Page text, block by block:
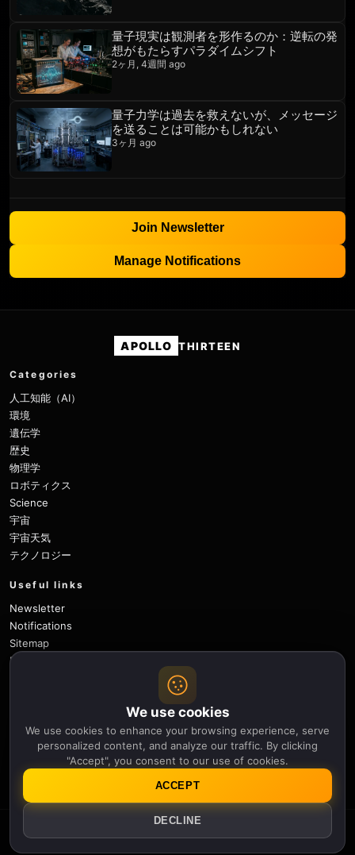
量子現実は観測者を形作るのか：逆転の発
想がもたらすパラダイムシフト
2ヶ月, 4週間 ago
量子力学は過去を救えないが、メッセージ
を送ることは可能かもしれない
3ヶ月 ago
Join Newsletter
Manage Notifications
APOLLO THIRTEEN
Categories
人工知能（AI）
環境
遺伝学
歴史
物理学
ロボティクス
Science
宇宙
宇宙天気
テクノロジー
Useful links
Newsletter
Notifications
Sitemap
Privacy Policy
Follow
X Facebook Instagram Pinterest
YouTube
© 2026 Apollo Thirteen.
We use cookies
We use cookies to enhance your browsing experience, serve
personalized content, and analyze our traffic. By clicking
"Accept", you consent to our use of cookies.
DECLINE
ACCEPT